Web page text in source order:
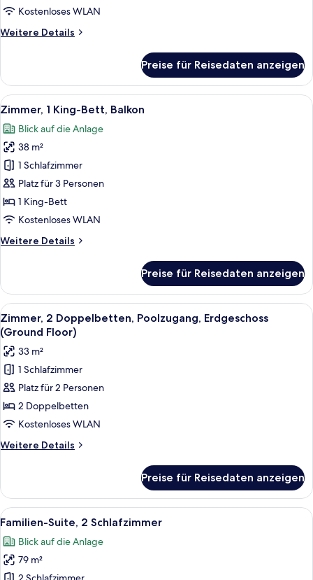
Kostenloses WLAN
Weitere Details
Weitere
2 Doppelbetten,
Balkon
Preise für Reisedaten anzeigen
Alle
Fotos
für
Zimmer,
1 King-
Bett,
Balkon
anzeigen
Ein modernes Hotelzimmer mit
10
Zimmer, 1 King-Bett, Balkon
Blick auf die Anlage
38 m²
1 Schlafzimmer
Platz für 3 Personen
1 King-Bett
Kostenloses WLAN
Weitere Details
Weitere
1 King-
Bett,
Balkon
Preise für Reisedaten anzeigen
Alle
Fotos
für
Zimmer,
2 Doppelbetten,
Poolzugang,
Erdgeschoss
(Ground
Floor)
anzeigen
Ein Hotelzimmer mit zwei Betten,
8
Zimmer, 2 Doppelbetten, Poolzugang, Erdgeschoss
(Ground Floor)
33 m²
1 Schlafzimmer
Platz für 2 Personen
2 Doppelbetten
Kostenloses WLAN
Weitere Details
Weitere
2 Doppelbetten,
Poolzugang,
Erdgeschoss
Floor)
Preise für Reisedaten anzeigen
Alle
Fotos
für
Familien-
Ein modernes Hotelzimmer mit
13
Familien-Suite, 2 Schlafzimmer
Blick auf die Anlage
79 m²